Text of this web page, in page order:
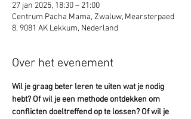
27 jan 2025, 18:30 – 21:00
Centrum Pacha Mama, Zwaluw, Mearsterpaed
8, 9081 AK Lekkum, Nederland
Over het evenement
Wil je graag beter leren te uiten wat je nodig
hebt? Of wil je een methode ontdekken om
conflicten doeltreffend op te lossen? Of wil je